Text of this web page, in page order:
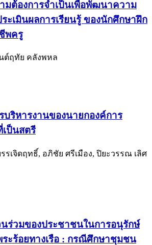
มต้องการจำเป็นเพื่อพัฒนาความ
ะเมินผลการเรียนรู้ ของนักศึกษาฝึก
พครู
ต์ฤทัย คลังพหล
บริหารงานของนายกองค์การ
ป็นสตรี
รเจิดฤทธิ์, อภิชัย ศรีเมือง, ปิยะวรรณ เลิศ
ร่วมของประชาชนในการอนุรักษ์
ะร้อยทางเรือ : กรณีศึกษาชุมชน